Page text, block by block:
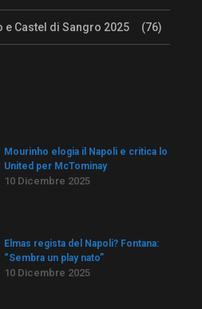
e Castel di Sangro 2025 (76)
Mourinho elogia il Napoli e critica lo
United per McTominay
10 Dicembre 2025
Elmas regista del Napoli? Fontana:
“Sembra un play nato”
10 Dicembre 2025